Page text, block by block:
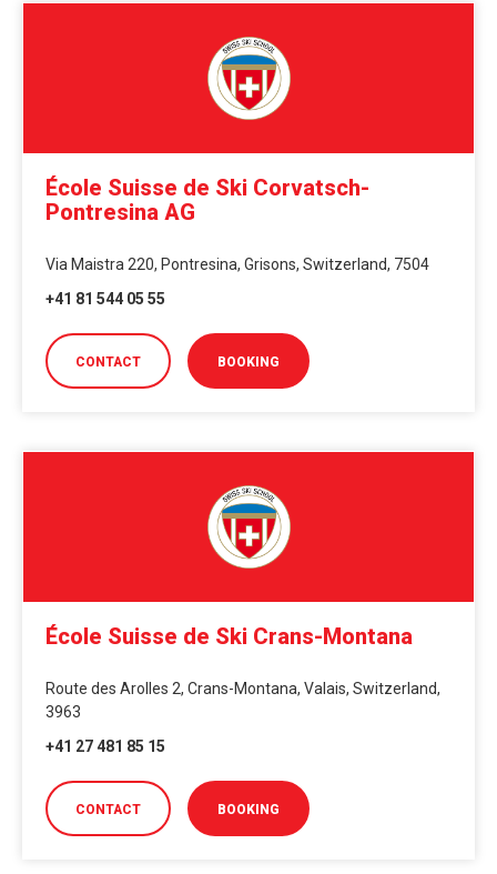
École Suisse de Ski Corvatsch-
Pontresina AG
Via Maistra 220, Pontresina, Grisons, Switzerland, 7504
+41 81 544 05 55
CONTACT BOOKING
École Suisse de Ski Crans-Montana
Route des Arolles 2, Crans-Montana, Valais, Switzerland,
3963
+41 27 481 85 15
CONTACT BOOKING